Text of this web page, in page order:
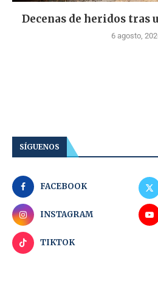
Decenas de heridos tras
6 agosto,
SÍGUENOS
FACEBOOK
INSTAGRAM
TIKTOK